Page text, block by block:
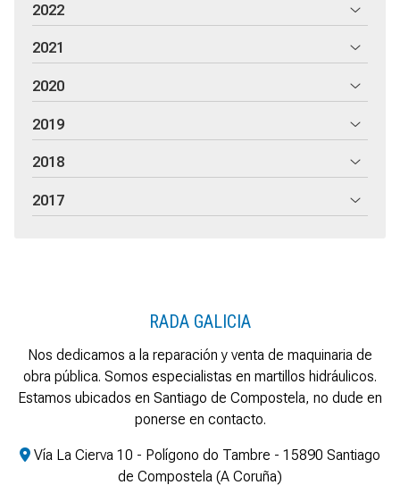
2022
2021
2020
2019
2018
2017
RADA GALICIA
Nos dedicamos a la reparación y venta de maquinaria de
obra pública. Somos especialistas en martillos hidráulicos.
Estamos ubicados en Santiago de Compostela, no dude en
ponerse en contacto.
Vía La Cierva 10 - Polígono do Tambre - 15890 Santiago
de Compostela (A Coruña)